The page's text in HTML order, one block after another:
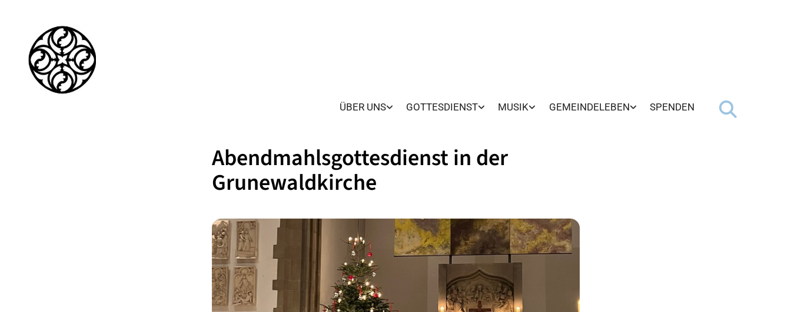
ÜBER UNS GOTTESDIENST MUSIK GEMEINDELEBEN SPENDEN
Abendmahlsgottesdienst in der
Grunewaldkirche